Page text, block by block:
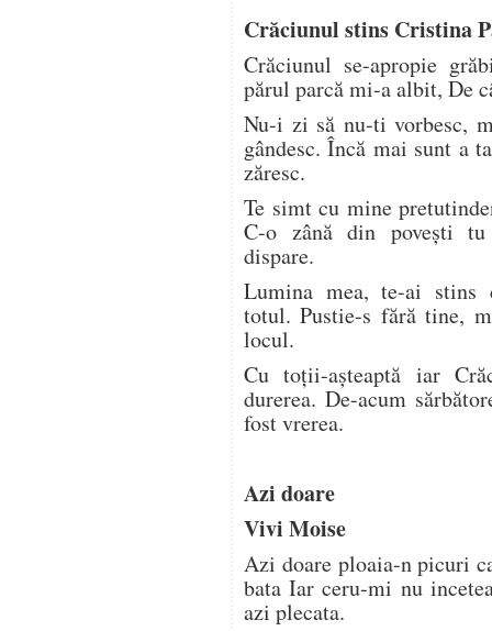
Crăciunul stins Cristina
Crăciunul se-apropie
părul parcă mi-a albit, De
Nu-i zi să nu-ti vorbesc,
gândesc. Încă mai sunt a
zăresc.
Te simt cu mine
C-o zână din povești
dispare.
Lumina mea, te-ai stins
totul. Pustie-s fără tine,
locul.
Cu toții-așteaptă iar
durerea. De-acum
fost vrerea.
Azi doare
Vivi Moise
Azi doare ploaia-n picuri
bata Iar ceru-mi nu
azi plecata.